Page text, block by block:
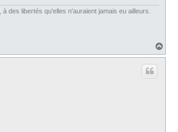
des libertés qu'elles n'auraient jamais eu ailleurs.
a